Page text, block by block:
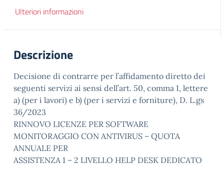
Ulteriori informazioni
Descrizione
Decisione di contrarre per l’affidamento diretto dei
seguenti servizi ai sensi dell’art. 50, comma 1, lettere
a) (per i lavori) e b) (per i servizi e forniture), D. L.gs
36/2023
RINNOVO LICENZE PER SOFTWARE
MONITORAGGIO CON ANTIVIRUS – QUOTA
ANNUALE PER
ASSISTENZA 1 – 2 LIVELLO HELP DESK DEDICATO